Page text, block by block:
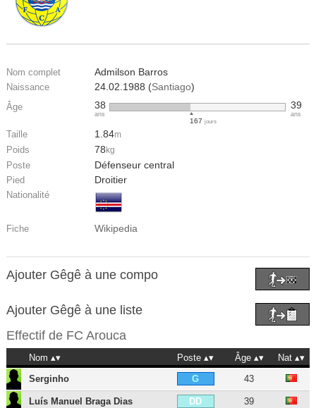
Nom complet Admilson Barros
Naissance 24.02.1988 (Santiago)
Âge 38
ans
167 jours
39
ans
Taille 1.84m
Poids 78 kg
Poste Défenseur central
Pied Droitier
Nationalité
Fiche Wikipedia
Ajouter Gêgê à une compo
Ajouter Gêgê à une liste
Effectif de FC Arouca
Nom Poste Âge
Nat
Serginho
G 43
Luís Manuel Braga Dias DD 39